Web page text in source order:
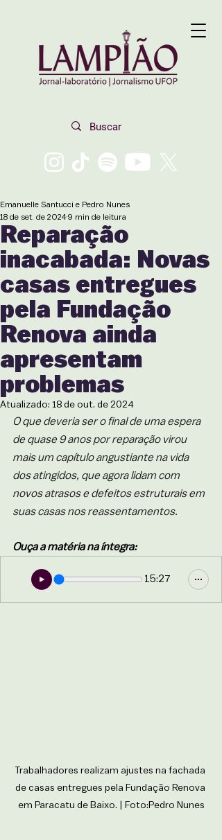
Reparação
inacabada: Novas
casas entregues
pela Fundação
Renova ainda
apresentam
problemas
Emanuelle Santucci e Pedro Nunes
18 de set. de 2024 9 min de leitura
Atualizado: 18 de out. de 2024
O que deveria ser o final de uma espera
de quase 9 anos por reparação virou
mais um capítulo angustiante na vida
dos atingidos, que agora lidam com
novos atrasos e defeitos estruturais em
suas casas nos reassentamentos.
Ouça a matéria na íntegra:
15:27
Trabalhadores realizam ajustes na fachada
de casas entregues pela Fundação Renova
em Paracatu de Baixo. | Foto:Pedro Nunes